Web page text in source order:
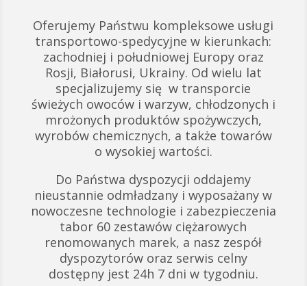
Oferujemy Państwu kompleksowe usługi
transportowo-spedycyjne w kierunkach:
zachodniej i południowej Europy oraz
Rosji, Białorusi, Ukrainy. Od wielu lat
specjalizujemy się w transporcie
świeżych owoców i warzyw, chłodzonych i
mrożonych produktów spożywczych,
wyrobów chemicznych, a także towarów
o wysokiej wartości.
Do Państwa dyspozycji oddajemy
nieustannie odmładzany i wyposażany w
nowoczesne technologie i zabezpieczenia
tabor 60 zestawów ciężarowych
renomowanych marek, a nasz zespół
dyspozytorów oraz serwis celny
dostępny jest 24h 7 dni w tygodniu.